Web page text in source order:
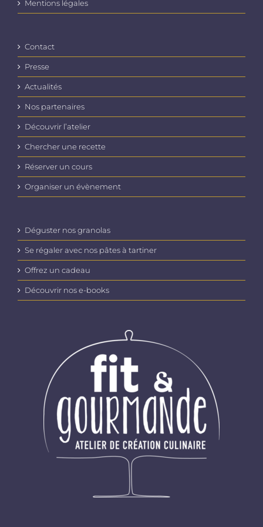
Mentions légales
Contact
Presse
Actualités
Nos partenaires
Découvrir l’atelier
Chercher une recette
Réserver un cours
Organiser un évènement
Déguster nos granolas
Se régaler avec nos pâtes à tartiner
Offrez un cadeau
Découvrir nos e-books